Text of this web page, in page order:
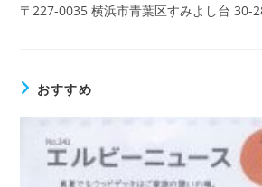
〒227-0035 横浜市青葉区すみよし台 30-
おすすめ